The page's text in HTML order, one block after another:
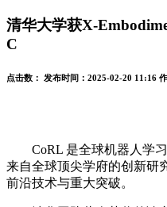
清华大学获X-
C
点击数： 发布时间： 2025-02-20 11:16
CoRL 是全球机器人学习
来自全球顶尖学府的创新研
前沿技术与重大突破。